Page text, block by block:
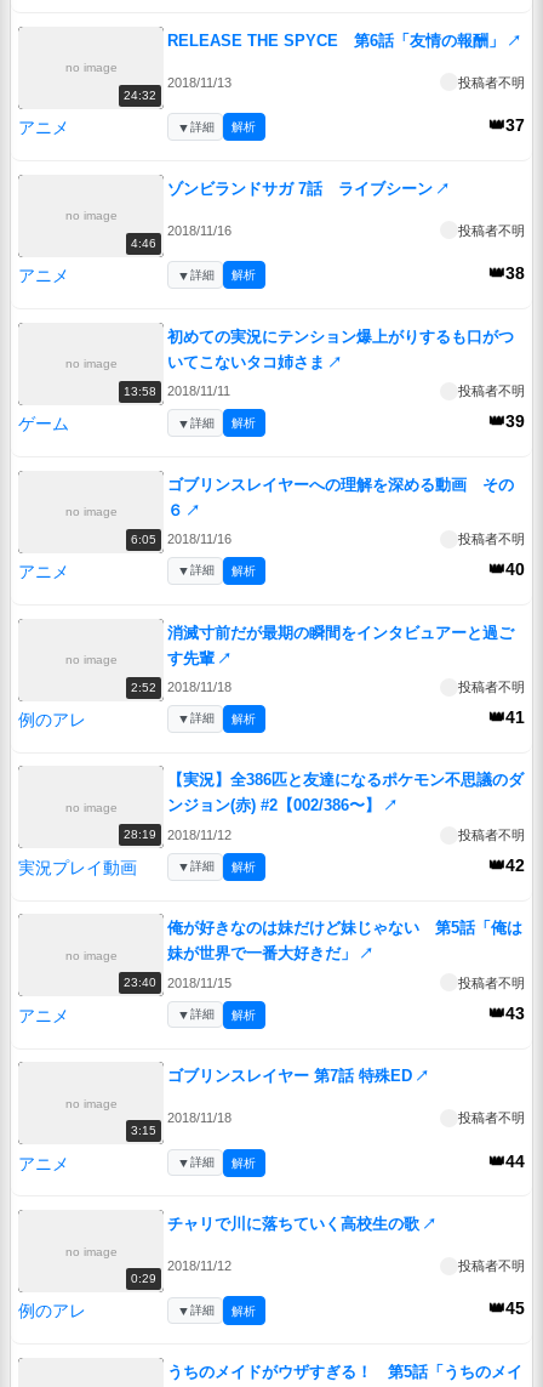
no image
24:32
RELEASE THE SPYCE 第6話「友情の報酬」 ↗
2018/11/13 投稿者不明
アニメ 👑37
▼詳細 解析
no image
4:46
ゾンビランドサガ 7話 ライブシーン ↗
2018/11/16 投稿者不明
アニメ 👑38
▼詳細 解析
no image
13:58
初めての実況にテンション爆上がりするも口がつ
いてこないタコ姉さま ↗
2018/11/11 投稿者不明
ゲーム 👑39
▼詳細 解析
no image
6:05
ゴブリンスレイヤーへの理解を深める動画 その
６ ↗
2018/11/16 投稿者不明
アニメ 👑40
▼詳細 解析
no image
2:52
消滅寸前だが最期の瞬間をインタビュアーと過ご
す先輩 ↗
2018/11/18 投稿者不明
例のアレ 👑41
▼詳細 解析
no image
28:19
【実況】全386匹と友達になるポケモン不思議のダ
ンジョン(赤) #2【002/386〜】
↗
2018/11/12 投稿者不明
実況プレイ動画 👑42
▼詳細 解析
no image
23:40
俺が好きなのは妹だけど妹じゃない 第5話「俺は
妹が世界で一番大好きだ」
↗
2018/11/15 投稿者不明
アニメ 👑43
▼詳細 解析
no image
3:15
ゴブリンスレイヤー 第7話 特殊ED ↗
2018/11/18 投稿者不明
アニメ 👑44
▼詳細 解析
no image
0:29
チャリで川に落ちていく高校生の歌 ↗
2018/11/12 投稿者不明
例のアレ 👑45
▼詳細 解析
うちのメイドがウザすぎる！ 第5話「うちのメイ